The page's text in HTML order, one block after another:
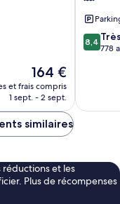
Le
nouveau
prix
de
164 €
et frais compris
1 sept. - 2 sept.
Beaune
8.4
sur
8,4
778
similaires
et les
Plus de récompenses